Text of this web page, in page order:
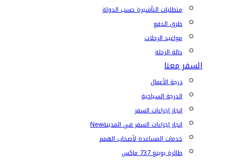
متطلبات التأشيرة حسب الدولة
طرق الدفع
مواعيد الرحلات
حالة الرحلة
السفر معنا
درجة الأعمال
الدرجة السياحية
إنجاز إجراءات السفر
إنجاز إجراءات السفر في المدينةNew
خدمات المساعدة لأصحاب الهمم
طائرة بوينغ 737 ماكس